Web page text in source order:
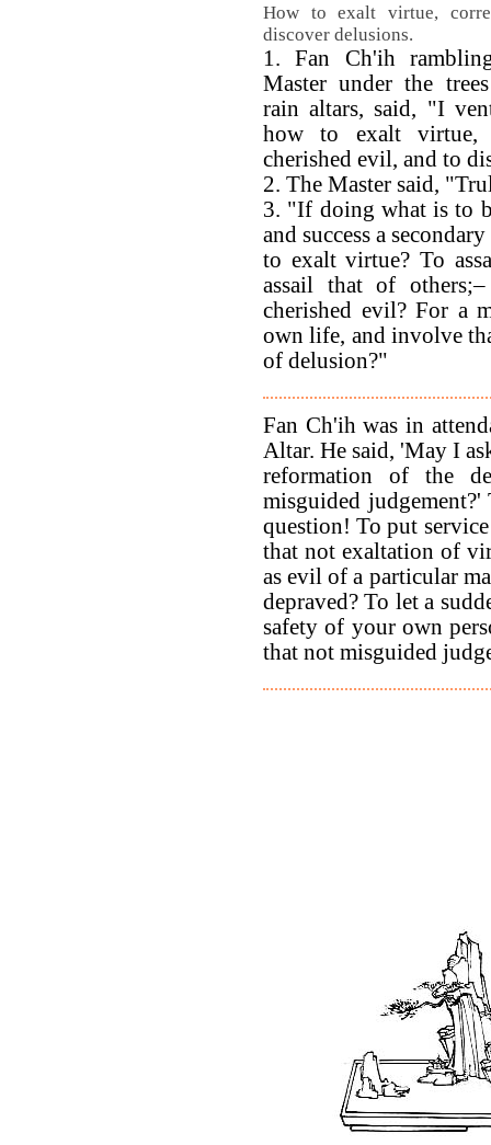
How to exalt virtue,
discover delusions.
1. Fan Ch'ih
Master under the
rain altars, said, "I
how to exalt virtue,
cherished evil, and to
2. The Master said,
3. "If doing what is to
and success a
to exalt virtue? To
assail that of
cherished evil? For a
own life, and involve
of delusion?"
Fan Ch'ih was in
Altar. He said, 'May I
reformation of the
misguided
question! To put
that not exaltation of
as evil of a particular
depraved? To let a
safety of your own
that not misguided